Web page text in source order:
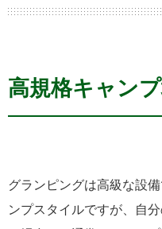
高規格キャン
グランピングは高級な設
ンプスタイルですが、自